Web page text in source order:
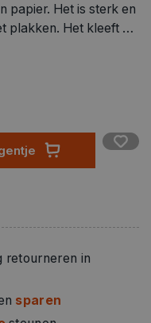
papier. Het is sterk en
plakken. Het kleeft op
te brengen met de
retourneren in
sparen